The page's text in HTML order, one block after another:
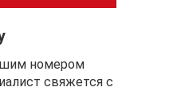
номером
свяжется с